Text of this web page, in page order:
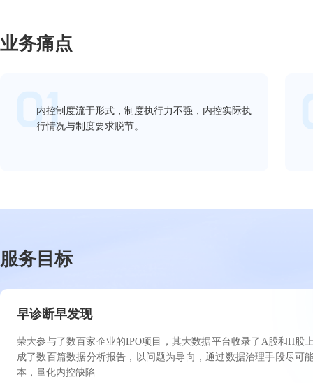
业务痛点
内控制度流于形式，制度执行力不强，内控实际执
行情况与制度要求脱节。
服务目标
早诊断早发现
荣大参与了数百家企业的IPO项目，其大数据平台收录了A股和H股
成了数百篇数据分析报告，以问题为导向，通过数据治理手段尽可
本，量化内控缺陷